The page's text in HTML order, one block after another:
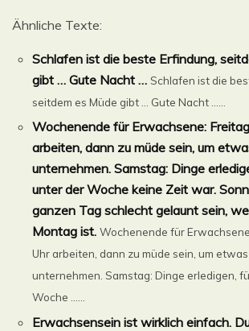
Ähnliche Texte:
Schlafen ist die beste Erfindung,
gibt … Gute Nacht … Schlafen ist die
seitdem es Müde gibt … Gute Nacht …...
Wochenende für Erwachsene:
arbeiten, dann zu müde sein, um
unternehmen. Samstag: Dinge
unter der Woche keine Zeit war.
ganzen Tag schlecht gelaunt sein,
Montag ist. Wochenende für
Uhr arbeiten, dann zu müde sein, um
unternehmen. Samstag: Dinge erledigen,
Woche ......
Erwachsensein ist wirklich einfach.